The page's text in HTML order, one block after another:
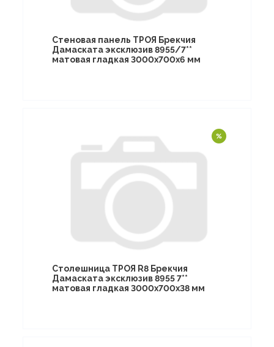
Стеновая панель ТРОЯ Брекчия
Дамаската эксклюзив 8955/7**
матовая гладкая 3000х700х6 мм
Столешница ТРОЯ R8 Брекчия
Дамаската эксклюзив 8955 7**
матовая гладкая 3000х700х38 мм